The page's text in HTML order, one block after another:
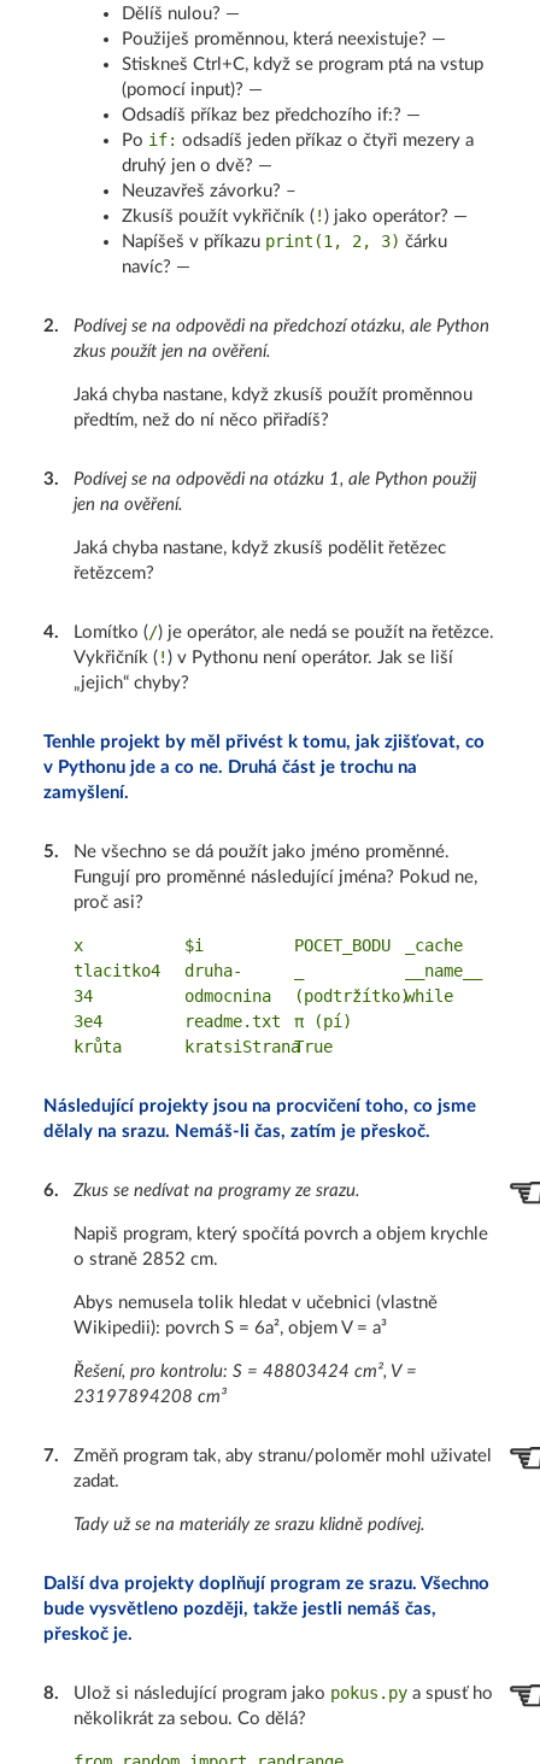
Dělíš nulou? —
Použiješ proměnnou, která neexistuje? —
Stiskneš Ctrl+C, když se program ptá na vstup
(pomocí input)? —
Odsadíš příkaz bez předchozího if:? —
Po if: odsadíš jeden příkaz o čtyři mezery a
druhý jen o dvě? —
Neuzavřeš závorku? –
Zkusíš použít vykřičník ( !) jako operátor? —
Napíšeš v příkazu print(1, 2, 3) čárku
navíc? —
2.
Podívej se na odpovědi na předchozí otázku, ale Python
zkus použít jen na ověření.
Jaká chyba nastane, když zkusíš použít proměnnou
předtím, než do ní něco přiřadíš?
3.
Podívej se na odpovědi na otázku 1, ale Python použij
jen na ověření.
Jaká chyba nastane, když zkusíš podělit řetězec
řetězcem?
4. Lomítko ( /) je operátor, ale nedá se použít na řetězce.
Vykřičník ( !) v Pythonu není operátor. Jak se liší
„jejich“ chyby?
Tenhle projekt by měl přivést k tomu, jak zjišťovat, co
v Pythonu jde a co ne. Druhá část je trochu na
zamyšlení.
5.
Ne všechno se dá použít jako jméno proměnné.
Fungují pro proměnné následující jména? Pokud ne,
proč asi?
x
tlacitko4
34
3e4
krůta
$i
druha-
odmocnina
readme.txt
kratsiStrana
POCET_BODU
(podtržítko)
π (pí)
True
_cache
__name__
while
Následující projekty jsou na procvičení toho, co jsme
dělaly na srazu. Nemáš-li čas, zatím je přeskoč.
6. Zkus se nedívat na programy ze srazu.
Napiš program, který spočítá povrch a objem krychle
o straně 2852 cm.
Abys nemusela tolik hledat v učebnici (vlastně
Wikipedii): povrch S = 6a², objem V = a³
Řešení, pro kontrolu: S = 48803424 cm², V =
23197894208 cm³
7.
Změň program tak, aby stranu/poloměr mohl uživatel
zadat.
Tady už se na materiály ze srazu klidně podívej.
Další dva projekty doplňují program ze srazu. Všechno
bude vysvětleno později, takže jestli nemáš čas,
přeskoč je.
8. Ulož si následující program jako pokus.py a spusť ho
několikrát za sebou. Co dělá?